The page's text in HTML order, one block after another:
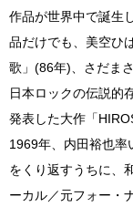
作品が世界中で誕生
品だけでも、美空ひ
歌」(86年)、さだま
日本ロックの伝説的
発表した大作「
1969年、内田裕也率
をくり返すうちに、
ーカル／元フォー・